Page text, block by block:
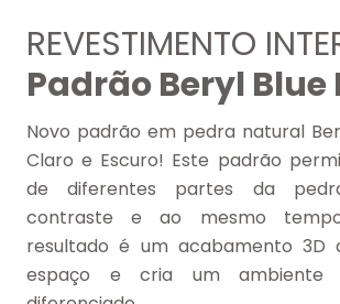
REVESTIMENTO
Padrão Beryl
Novo padrão em pedra natural
Claro e Escuro! Este padrão
de diferentes partes da
contraste e ao mesmo
resultado é um acabamento 3D
espaço e cria um ambiente